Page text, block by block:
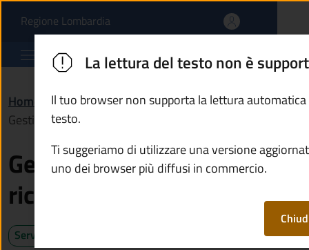
Gestire strutture
Regione Lombardia(apre in un'altra scheda).
Comune di Ono San Pietro
Home / Servizi / Imprese e commercio /
Gestire strutture ricettive alberghiere
Gestire strutture
ricettive alberghiere
Servizio attivo
La lettura del testo non è
Il tuo browser non supporta la lettura
testo.
Ti suggeriamo di utilizzare una versione
uno dei browser più diffusi in commercio.